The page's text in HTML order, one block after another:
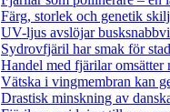
Färg, storlek och genetik
UV-ljus avslöjar
Sydrovfjäril har smak för
Handel med fjärilar omsätter
Vätska i vingmembran kan
Drastisk minskning av